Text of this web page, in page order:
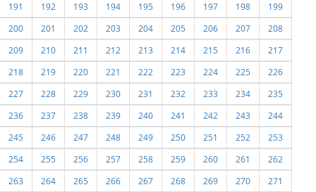
191
192 193 194 195 196 197 198
199
200
201 202 203 204 205 206 207
208
209
210 211 212 213 214 215 216
217
218
219 220 221 222 223 224 225
226
227
228 229 230 231 232 233 234
235
236
237 238 239 240 241 242 243
244
245
246 247 248 249 250 251 252
253
254
255 256 257 258 259 260 261
262
263
264 265 266 267 268 269 270
271